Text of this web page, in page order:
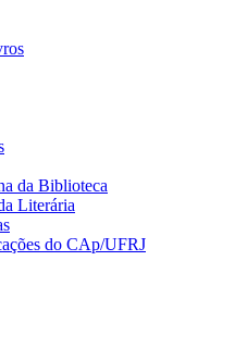
da Biblioteca
Literária
do CAp/UFRJ